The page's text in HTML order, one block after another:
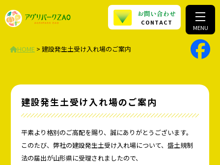
お問い合わせ
CONTACT
MENU
HOME > 建設発生土受け入れ場のご案内
建設発生土受け入れ場のご案内
平素より格別のご高配を賜り、誠にありがとうございます。
このたび、弊社の建設発生土受け入れ場について、盛土規制
法の届出が山形県に受理されましたので、